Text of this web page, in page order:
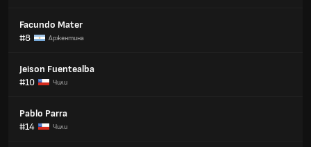
Facundo Mater
#8
Аржентина
Jeison Fuentealba
#10
Чили
Pablo Parra
#14
Чили